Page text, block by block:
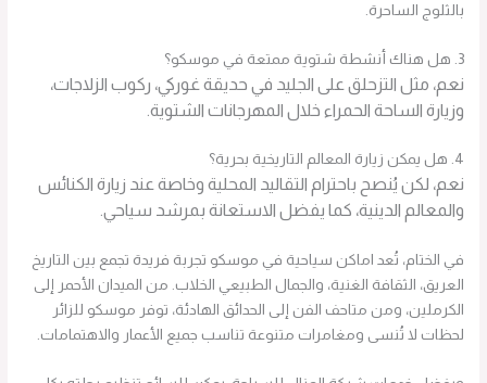
بالثلوج الساحرة.
3. هل هناك أنشطة شتوية ممتعة في موسكو؟
نعم، مثل التزحلق على الجليد في حديقة غوركي، ركوب الزلاجات،
وزيارة الساحة الحمراء خلال المهرجانات الشتوية.
4. هل يمكن زيارة المعالم التاريخية بحرية؟
نعم، لكن يُنصح باحترام التقاليد المحلية وخاصة عند زيارة الكنائس
والمعالم الدينية، كما يفضل الاستعانة بمرشد سياحي.
في الختام، تُعد اماكن سياحية في موسكو تجربة فريدة تجمع بين التاريخ
العريق، الثقافة الغنية، والجمال الطبيعي الخلاب. من الميدان الأحمر إلى
الكرملين، ومن متاحف الفن إلى الحدائق الهادئة، توفر موسكو للزائر
لحظات لا تُنسى ومغامرات متنوعة تناسب جميع الأعمار والاهتمامات.